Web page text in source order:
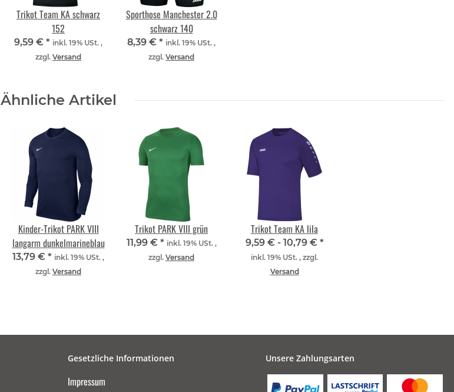
Trikot Team KA schwarz
152
9,59 € * inkl. 19% USt. ,
zzgl. Versand
Sporthose Manchester 2.0
schwarz 140
8,39 € * inkl. 19% USt. ,
zzgl. Versand
Ähnliche Artikel
Kinder-Trikot PARK VIII
langarm dunkelmarineblau
13,79 € * inkl. 19% USt. ,
zzgl. Versand
Trikot PARK VIII grün
11,99 € * inkl. 19% USt. ,
zzgl. Versand
Trikot Team KA lila
9,59 € - 10,79 € *
inkl. 19% USt. , zzgl.
Versand
Gesetzliche Informationen
Impressum
Unsere Zahlungsarten